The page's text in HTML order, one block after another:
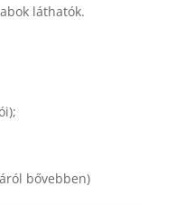
láthatók.
bővebben)